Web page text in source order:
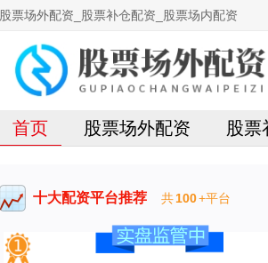
股票场外配资_股票补仓配资_股票场内配资
首页 股票场外配资 股票
十大配资平台推荐 共100+平台